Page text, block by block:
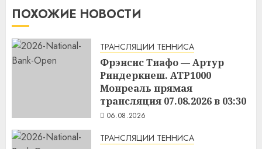
ПОХОЖИЕ НОВОСТИ
ТРАНСЛЯЦИИ ТЕННИСА
Фрэнсис Тиафо — Артур
Риндеркнеш. ATP1000
Монреаль прямая
трансляция 07.08.2026 в 03:30
06.08.2026
ТРАНСЛЯЦИИ ТЕННИСА